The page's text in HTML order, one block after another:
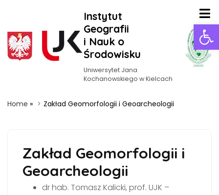
Instytut
Geografii
i Nauk o
Środowisku
Uniwersytet Jana
Kochanowskiego w Kielcach
Home » Zakład Geomorfologii i Geoarcheologii
Zakład Geomorfologii i
Geoarcheologii
dr hab. Tomasz Kalicki, prof. UJK –